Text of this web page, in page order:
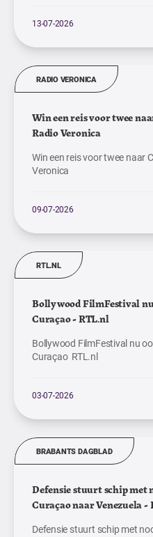
13-07-2026
RADIO VERONICA
Win een reis voor twee
Radio Veronica
Win een reis voor twee naar
Veronica
09-07-2026
RTL.NL
Bollywood FilmFestival
Curaçao - RTL.nl
Bollywood FilmFestival nu
Curaçao RTL.nl
03-07-2026
BRABANTS DAGBLAD
Defensie stuurt schip met
Curaçao naar Venezuela
Defensie stuurt schip met